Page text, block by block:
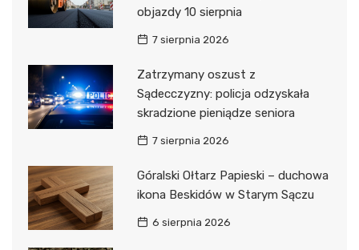
objazdy 10 sierpnia
7 sierpnia 2026
Zatrzymany oszust z
Sądecczyzny: policja odzyskała
skradzione pieniądze seniora
7 sierpnia 2026
Góralski Ołtarz Papieski – duchowa
ikona Beskidów w Starym Sączu
6 sierpnia 2026